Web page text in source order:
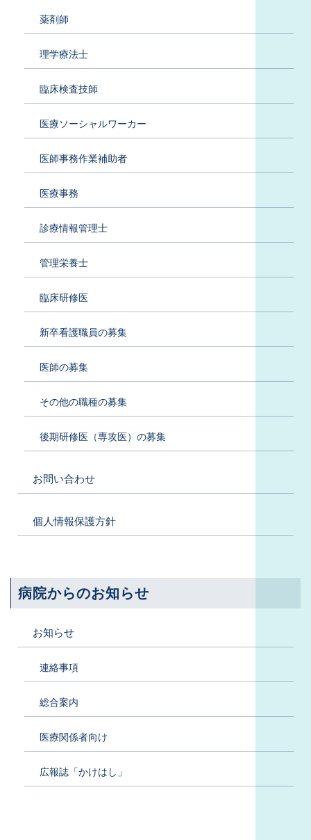
薬剤師
理学療法士
臨床検査技師
医療ソーシャルワーカー
医師事務作業補助者
医療事務
診療情報管理士
管理栄養士
臨床研修医
新卒看護職員の募集
医師の募集
その他の職種の募集
後期研修医（専攻医）の募集
お問い合わせ
個人情報保護方針
病院からのお知らせ
お知らせ
連絡事項
総合案内
医療関係者向け
広報誌「かけはし」